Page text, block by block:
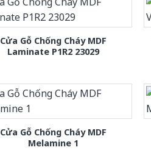
Cửa Gỗ Chống Cháy MDF
Laminate P1R2 23029
Cửa Gỗ Chống Cháy MDF
Melamine 1